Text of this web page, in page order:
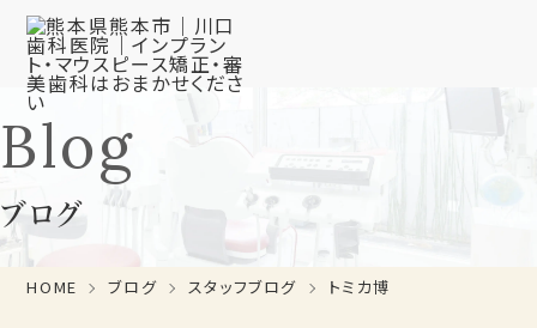
Blog
ブログ
HOME ブログ スタッフブログ トミカ博